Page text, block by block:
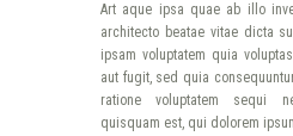
Art aque ipsa quae ab illo
architecto beatae vitae dicta
ipsam voluptatem quia
aut fugit, sed quia
ratione voluptatem sequi
quisquam est, qui dolorem